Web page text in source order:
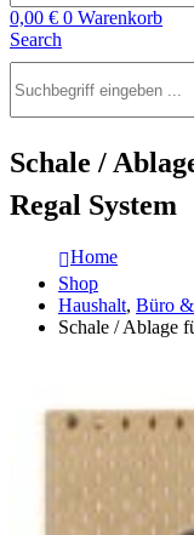
0,00 € 0 Warenkorb
Search
Schale /
Regal System
Home
Shop
Haushalt, Büro
Schale / Ablage